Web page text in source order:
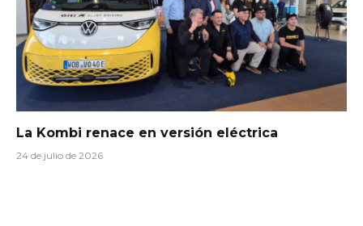
La Kombi renace en versión eléctrica
24 de julio de 2026